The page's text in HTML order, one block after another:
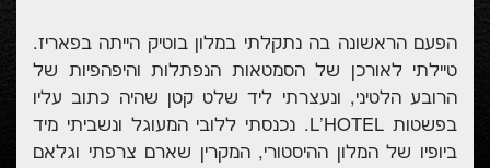
הפעם הראשונה בה נתקלתי במלון בוטיק הייתה בפאריז.
טיילתי לאורכן של הסמטאות הנפתלות והיפהפיות של
הרובע הלטיני, ונעצרתי ליד שלט קטן שהיה כתוב עליו
בפשטות L'HOTEL. נכנסתי ללובי המעוגל ונשביתי מיד
ביופיו של המלון ההיסטורי, המקרין שארם צרפתי וגלאם